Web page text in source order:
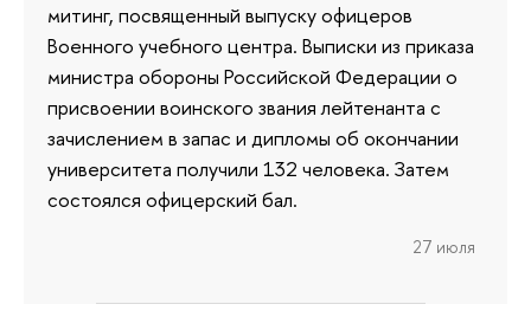
митинг, посвященный выпуску офицеров
Военного учебного центра. Выписки из приказа
министра обороны Российской Федерации о
присвоении воинского звания лейтенанта с
зачислением в запас и дипломы об окончании
университета получили 132 человека. Затем
состоялся офицерский бал.
27 июля